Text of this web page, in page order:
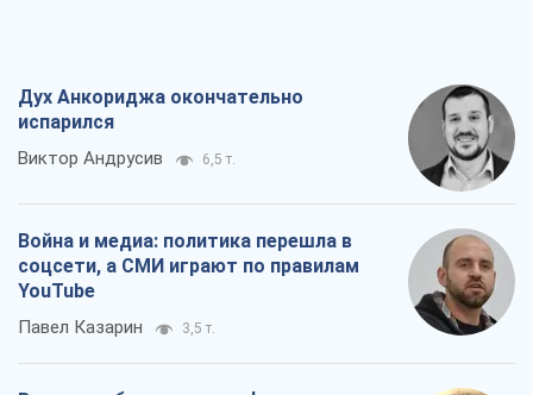
Дух Анкориджа окончательно
испарился
Виктор Андрусив 6,5 т.
Война и медиа: политика перешла в
соцсети, а СМИ играют по правилам
YouTube
Павел Казарин 3,5 т.